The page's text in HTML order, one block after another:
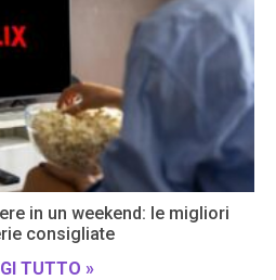
in un weekend: le migliori
consigliate
TUTTO »